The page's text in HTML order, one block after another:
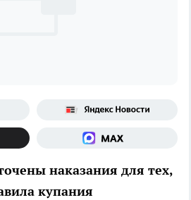
наказания для тех,
купания